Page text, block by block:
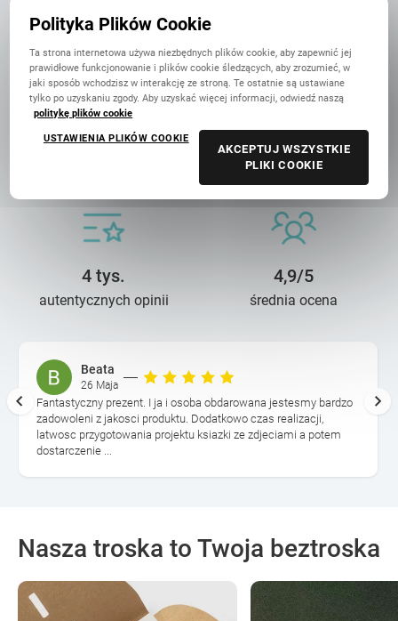
w Polsce
14 lat troski 90 mln+
wydrukowanych zdjęć
4 tys.
autentycznych opinii
4,9/5
średnia ocena
Beata
26 Maja
Fantastyczny prezent. I ja i osoba obdarowana jestesmy bardzo
zadowoleni z jakosci produktu. Dodatkowo czas realizacji,
latwosc przygotowania projektu ksiazki ze zdjeciami a potem
dostarczenie ...
Nasza troska to Twoja beztroska
Polityka Plików Cookie
Ta strona internetowa używa niezbędnych plików cookie, aby zapewnić jej
prawidłowe funkcjonowanie i plików cookie śledzących, aby zrozumieć, w
jaki sposób wchodzisz w interakcję ze stroną. Te ostatnie są ustawiane
tylko po uzyskaniu zgody. Aby uzyskać więcej informacji, odwiedź naszą
politykę plików cookie
USTAWIENIA PLIKÓW COOKIE
AKCEPTUJ WSZYSTKIE
PLIKI COOKIE